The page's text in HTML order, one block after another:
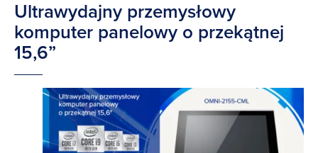
Ultrawydajny przemysłowy
komputer panelowy o przekątnej
15,6”